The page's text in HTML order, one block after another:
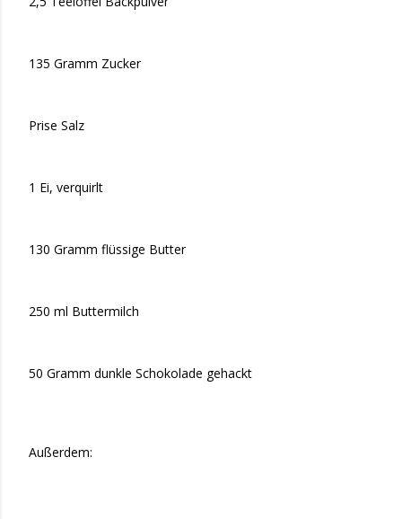
135 Gramm Zucker
Prise Salz
1 Ei, verquirlt
130 Gramm flüssige Butter
250 ml Buttermilch
50 Gramm dunkle Schokolade gehackt
Außerdem: